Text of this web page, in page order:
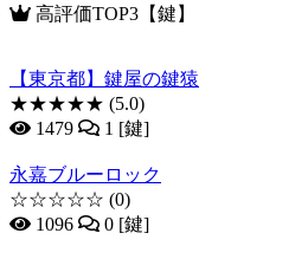
高評価TOP3【鍵】
【東京都】鍵屋の鍵猿
★★★★★ (5.0)
1479
1 [鍵]
永嘉ブルーロック
☆☆☆☆☆ (0)
1096
0 [鍵]